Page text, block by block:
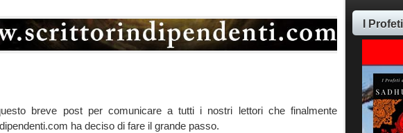
breve post per comunicare a tutti i nostri lettori che finalmente
ha deciso di fare il grande passo.
I